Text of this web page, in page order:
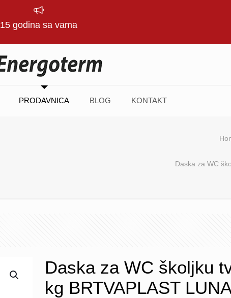
15 godina sa vama
PRODAVNICA BLOG KONTAKT
Daska za WC
Daska za WC školjku
kg BRTVAPLAST